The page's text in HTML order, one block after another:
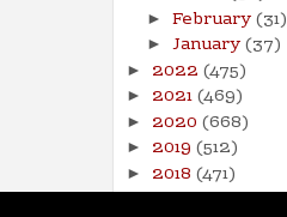
► February(31)
► January(37)
► 2022 (475)
► 2021(469)
► 2020 (668)
► 2019 (512)
► 2018 (471)
►2017(141)